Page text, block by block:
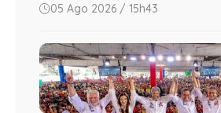
05 Ago 2026 / 15h43